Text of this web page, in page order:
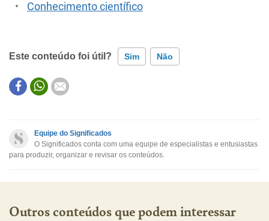
Conhecimento científico
Este conteúdo foi útil? Sim Não
Este conteúdo não tem a informação que procuro
Outro
Equipe do Significados
O Significados conta com uma equipe de especialistas e entusiastas
para produzir, organizar e revisar os conteúdos.
Outros conteúdos que podem interessar